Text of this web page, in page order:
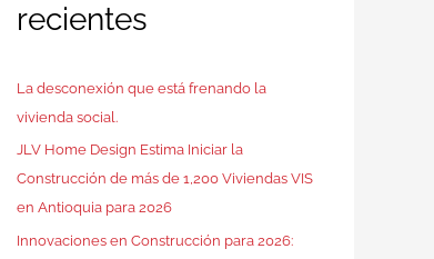
recientes
La desconexión que está frenando la
vivienda social.
JLV Home Design Estima Iniciar la
Construcción de más de 1,200 Viviendas VIS
en Antioquia para 2026
Innovaciones en Construcción para 2026: